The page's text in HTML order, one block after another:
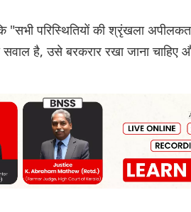
"सभी परिस्थितियों की श्रृंखला
है, उसे बरकरार रखा जाना